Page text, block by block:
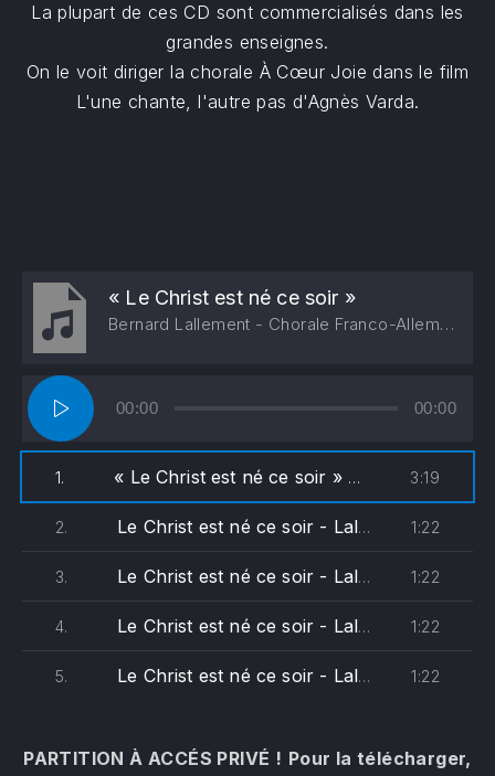
La plupart de ces CD sont commercialisés dans les
grandes enseignes.
On le voit diriger la chorale À Cœur Joie dans le film
L'une chante, l'autre pas d'Agnès Varda.
« Le Christ est né ce soir »
Bernard Lallement - Chorale Franco-Allemande de Paris
Lecteur
audio
00:00 00:00
1. « Le Christ est né ce soir » — Bernard3:19
2. Le Christ est né ce soir - Lallement (soprane) 1:22
3. Le Christ est né ce soir - Lallement (alto) 1:22
4. Le Christ est né ce soir - Lallement (ténor) 1:22
5. Le Christ est né ce soir - Lallement (basse) 1:22
PARTITION À ACCÉS PRIVÉ ! Pour la télécharger,